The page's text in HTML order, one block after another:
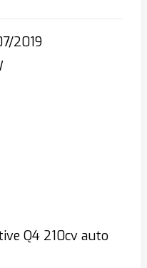
2019
Q4 210cv auto